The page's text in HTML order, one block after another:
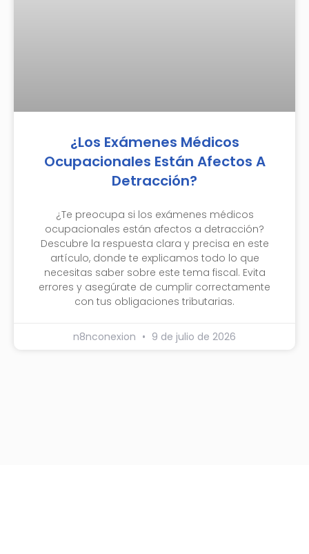
¿Los Exámenes Médicos
Ocupacionales Están Afectos A
Detracción?
¿Te preocupa si los exámenes médicos
ocupacionales están afectos a detracción?
Descubre la respuesta clara y precisa en este
artículo, donde te explicamos todo lo que
necesitas saber sobre este tema fiscal. Evita
errores y asegúrate de cumplir correctamente
con tus obligaciones tributarias.
n8nconexion 9 de julio de 2026